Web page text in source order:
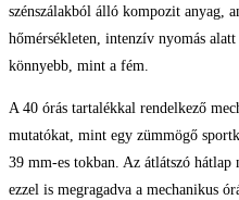
szénszálakból álló kompozit anyag,
hőmérsékleten, intenzív nyomás
könnyebb, mint a fém.
A 40 órás tartalékkal rendelkező
mutatókat, mint egy zümmögő
39 mm-es tokban. Az átlátszó hátlap
ezzel is megragadva a mechanikus